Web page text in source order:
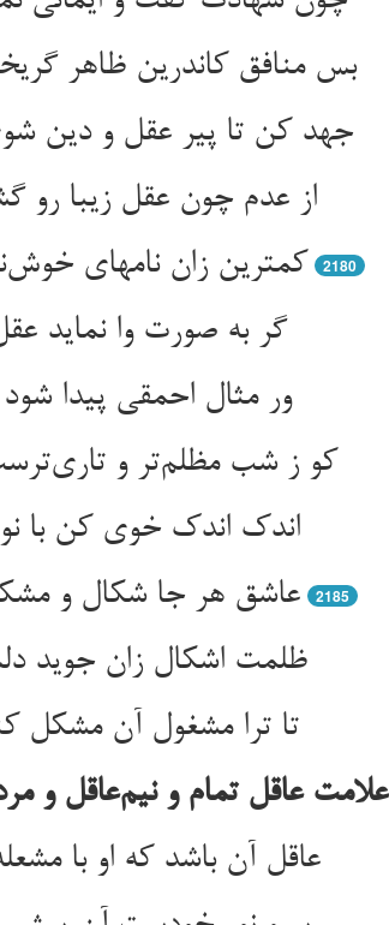
بس منافق کاندرین ظاهر
جهد کن تا پیر عقل و دین
از عدم چون عقل زیبا رو
کمترین زان نامهای
2180
گر به صورت وا نماید
ور مثال احمقی پیدا
کو ز شب مظلم‌تر و
اندک اندک خوی کن با
عاشق هر جا شکال و
2185
ظلمت اشکال زان جوید
تا ترا مشغول آن مشکل
علامت عاقل تمام و نیم‌عاقل و
عاقل آن باشد که او با